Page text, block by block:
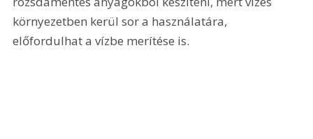
környezetben kerül sor a használatára,
előfordulhat a vízbe merítése is.